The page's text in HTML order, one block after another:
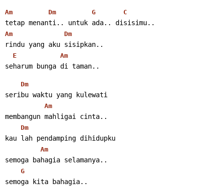
Am Dm G C
tetap menanti.. untuk ada.. disisimu..
Am Dm
rindu yang aku sisipkan..
E Am
seharum bunga di taman..
Dm
seribu waktu yang kulewati
Am
membangun mahligai cinta..
Dm
kau lah pendamping dihidupku
Am
semoga bahagia selamanya..
G
semoga kita bahagia..